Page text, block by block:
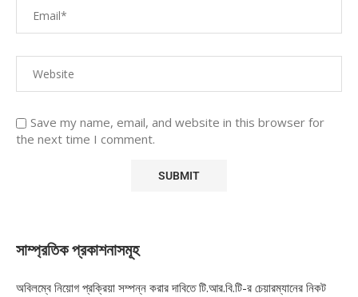
Save my name, email, and website in this browser for
the next time I comment.
সাম্প্রতিক প্রকাশনাসমূহ
অবিলম্বে নিয়োগ প্রক্রিয়া সম্পন্ন করার দাবিতে টি.আর.বি.টি-র চেয়ারম্যানের নিকট